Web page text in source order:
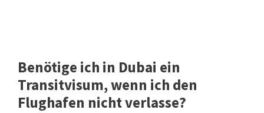
Benötige ich in Dubai ein
Transitvisum, wenn ich den
Flughafen nicht verlasse?